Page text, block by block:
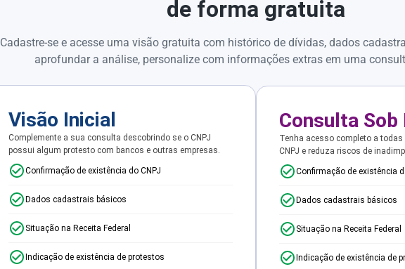
de forma gratuita
Cadastre-se e acesse uma visão gratuita com histórico de dívidas, dados
aprofundar a análise, personalize com informações extras em uma
Visão Inicial
Complemente a sua consulta descobrindo se o CNPJ
possui algum protesto com bancos e outras empresas.
Confirmação de existência do CNPJ
Dados cadastrais básicos
Situação na Receita Federal
Indicação de existência de protestos
Consulta Sob
Tenha acesso completo a
CNPJ e reduza riscos de
Confirmação de existência
Dados cadastrais básicos
Situação na Receita Federal
Indicação de existência de